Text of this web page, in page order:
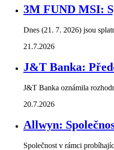
3M FUND MSI:
Dnes (21. 7. 2026) jsou
21.7.2026
J&T Banka:
J&T Banka oznámila
20.7.2026
Allwyn:
Společnost v rámci